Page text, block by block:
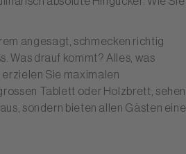
angesagt, schmecken richtig
Was drauf kommt? Alles, was
Sie maximalen
Tablett oder Holzbrett, sehen
sondern bieten allen Gästen eine